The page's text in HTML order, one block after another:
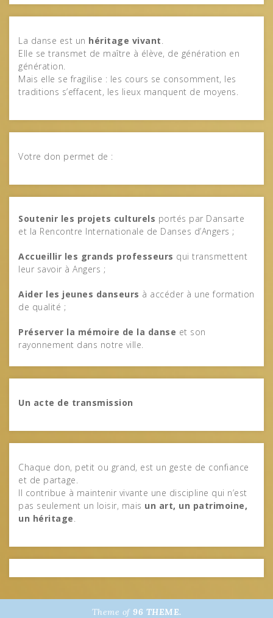
La danse est un héritage vivant.
Elle se transmet de maître à élève, de génération en
génération.
Mais elle se fragilise : les cours se consomment, les
traditions s’effacent, les lieux manquent de moyens.
Votre don permet de :
Soutenir les projets culturels portés par Dansarte
et la Rencontre Internationale de Danses d’Angers ;
Accueillir les grands professeurs qui transmettent
leur savoir à Angers ;
Aider les jeunes danseurs à accéder à une formation
de qualité ;
Préserver la mémoire de la danse et son
rayonnement dans notre ville.
Un acte de transmission
Chaque don, petit ou grand, est un geste de confiance
et de partage.
Il contribue à maintenir vivante une discipline qui n’est
pas seulement un loisir, mais un art, un patrimoine,
un héritage.
Theme of 96 THEME.